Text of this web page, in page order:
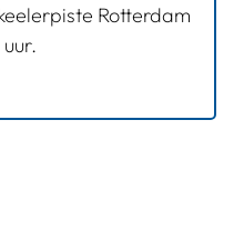
Rotterdam